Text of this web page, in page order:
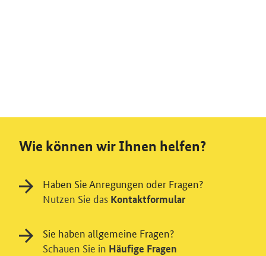
Wie können wir Ihnen helfen?
Haben Sie Anregungen oder Fragen?
Nutzen Sie das Kontaktformular
Sie haben allgemeine Fragen?
Schauen Sie in Häufige Fragen